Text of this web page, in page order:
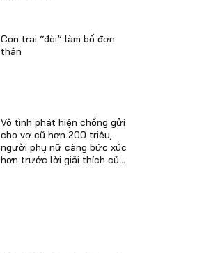
Con trai “đòi” làm bố đơn
thân
Vô tình phát hiện chồng gửi
cho vợ cũ hơn 200 triệu,
người phụ nữ càng bức xúc
hơn trước lời giải thích của